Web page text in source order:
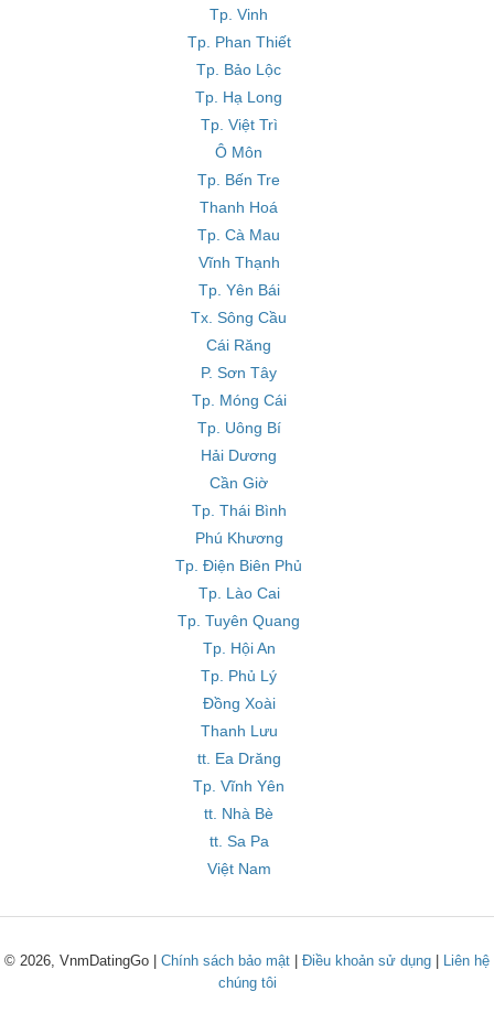
Tp. Vinh
Tp. Phan Thiết
Tp. Bảo Lộc
Tp. Hạ Long
Tp. Việt Trì
Ô Môn
Tp. Bến Tre
Thanh Hoá
Tp. Cà Mau
Vĩnh Thạnh
Tp. Yên Bái
Tx. Sông Cầu
Cái Răng
P. Sơn Tây
Tp. Móng Cái
Tp. Uông Bí
Hải Dương
Cần Giờ
Tp. Thái Bình
Phú Khương
Tp. Điện Biên Phủ
Tp. Lào Cai
Tp. Tuyên Quang
Tp. Hội An
Tp. Phủ Lý
Đồng Xoài
Thanh Lưu
tt. Ea Drăng
Tp. Vĩnh Yên
tt. Nhà Bè
tt. Sa Pa
Việt Nam
© 2026, VnmDatingGo | Chính sách bảo mật Điều khoản sử dụng
Liên hệ
chúng tôi